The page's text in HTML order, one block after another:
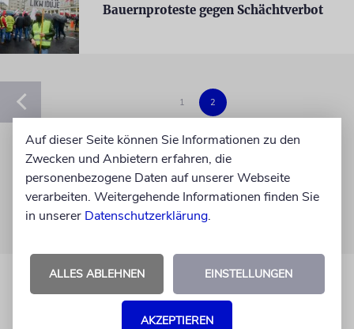
Bauernproteste gegen Schächtverbot
1 2
Auf dieser Seite können Sie Informationen zu den
Zwecken und Anbietern erfahren, die
personenbezogene Daten auf unserer Webseite
verarbeiten. Weitergehende Informationen finden Sie
in unserer Datenschutzerklärung.
ALLES ABLEHNEN EINSTELLUNGEN
AKZEPTIEREN